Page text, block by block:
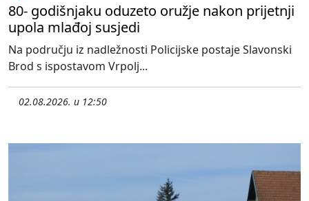
80- godišnjaku oduzeto oružje nakon prijetnji
upola mlađoj susjedi
Na području iz nadležnosti Policijske postaje Slavonski
Brod s ispostavom Vrpolj...
02.08.2026. u 12:50